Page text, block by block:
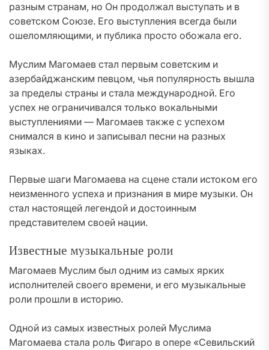
разным странам, но Он продолжал выступать и в
советском Союзе. Его выступления всегда были
ошеломляющими, и публика просто обожала его.
Муслим Магомаев стал первым советским и
азербайджанским певцом, чья популярность вышла
за пределы страны и стала международной. Его
успех не ограничивался только вокальными
выступлениями — Магомаев также с успехом
снимался в кино и записывал песни на разных
языках.
Первые шаги Магомаева на сцене стали истоком его
неизменного успеха и признания в мире музыки. Он
стал настоящей легендой и достоинным
представителем своей нации.
Известные музыкальные роли
Магомаев Муслим был одним из самых ярких
исполнителей своего времени, и его музыкальные
роли прошли в историю.
Одной из самых известных ролей Муслима
Магомаева стала роль Фигаро в опере «Севильский